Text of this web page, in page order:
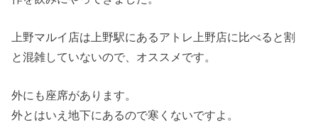
上野マルイ店は上野駅にあるアトレ上野店に比べると割
と混雑していないので、オススメです。
外にも座席があります。
外とはいえ地下にあるので寒くないですよ。